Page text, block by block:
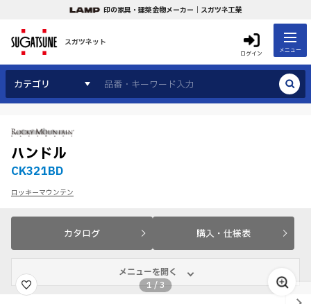
印の家具・建築金物メーカー｜スガツネ工業
スガツネット
ログイン メニュー
カテゴリ
ハンドル
CK321BD
ロッキーマウンテン
カタログ 購入・仕様表
メニューを開く
1 /3